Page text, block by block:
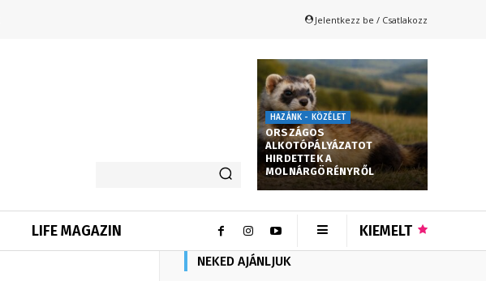
Jelentkezz be / Csatlakozz
HAZÁNK - KÖZÉLET
ORSZÁGOS
ALKOTÓPÁLYÁZATOT
HIRDETTEK A
MOLNÁRGÖRÉNYRŐL
LIFE MAGAZIN KIEMELT
NEKED AJÁNLJUK